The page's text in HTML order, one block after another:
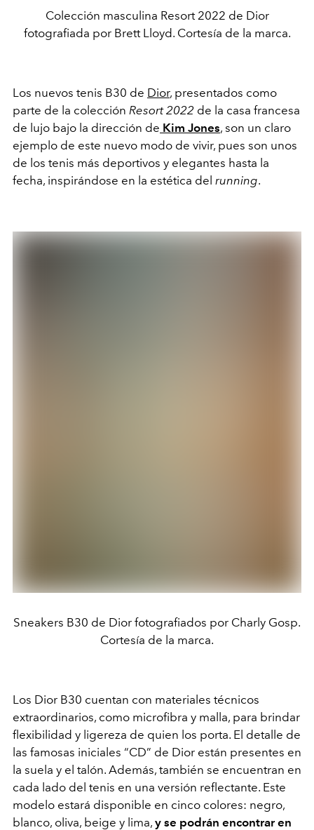
Colección masculina Resort 2022 de Dior
fotografiada por Brett Lloyd. Cortesía de la marca.
Los nuevos tenis B30 de Dior, presentados como
parte de la colección Resort 2022 de la casa francesa
de lujo bajo la dirección de Kim Jones, son un claro
ejemplo de este nuevo modo de vivir, pues son unos
de los tenis más deportivos y elegantes hasta la
fecha, inspirándose en la estética del running.
Sneakers B30 de Dior fotografiados por Charly Gosp.
Cortesía de la marca.
Los Dior B30 cuentan con materiales técnicos
extraordinarios, como microfibra y malla, para brindar
flexibilidad y ligereza de quien los porta. El detalle de
las famosas iniciales “CD” de Dior están presentes en
la suela y el talón. Además, también se encuentran en
cada lado del tenis en una versión reflectante. Este
modelo estará disponible en cinco colores: negro,
blanco, oliva, beige y lima, y se podrán encontrar en